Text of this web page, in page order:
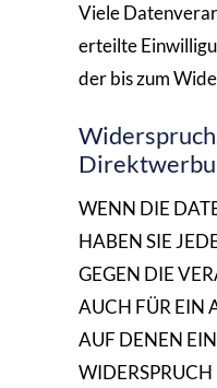
Viele
erteilte
der bis zum
WENN DIE
HABEN SIE
GEGEN DIE
AUCH FÜR EIN
AUF DENEN